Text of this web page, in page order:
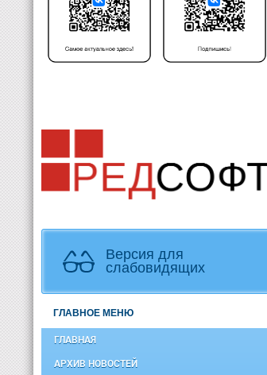
Версия для
слабовидящих
ГЛАВНОЕ МЕНЮ
ГЛАВНАЯ
АРХИВ НОВОСТЕЙ